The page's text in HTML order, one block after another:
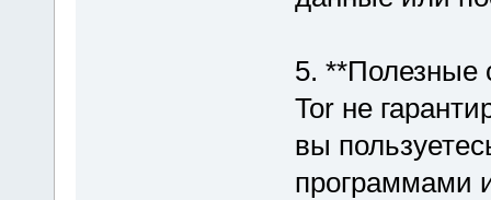
5. **Полезные
Tor не
вы
программами